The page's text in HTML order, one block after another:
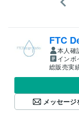
FTC
本人確
インボ
総販売実
メッセージ